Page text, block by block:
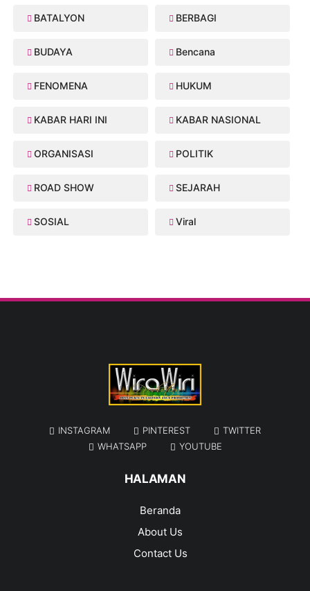
BATALYON BERBAGI
BUDAYA Bencana
FENOMENA HUKUM
KABAR HARI INI KABAR NASIONAL
ORGANISASI POLITIK
ROAD SHOW SEJARAH
SOSIAL Viral
INSTAGRAM PINTEREST
TWITTER
WHATSAPP
YOUTUBE
HALAMAN
Beranda
About Us
Contact Us